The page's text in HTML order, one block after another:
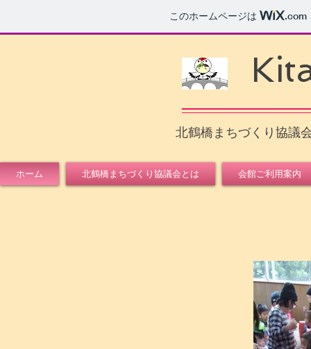
このホームページは .com
北鶴橋まちづくり協議
ホーム 北鶴橋まちづくり協議会とは 会館ご利用案内